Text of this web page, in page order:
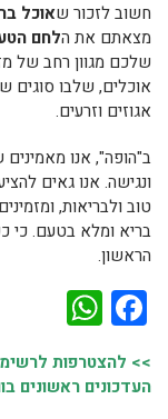
חשוב לזכור שאוכל
מצאתם את הלחם
שלכם מגוון רחב של
אוכלים, שלבו סוגים
אגוזים וזרעים.
ב"הופה", אנו מאמינים
ונגישה. אנו גאים
טוב ולבריאות,
בריא ומלא בטעם. כי
הראשון.
>> להצטרפות
העדכונים ראשונים